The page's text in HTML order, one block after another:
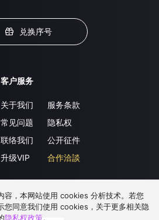
兑换序号
客户服务
关于我们
常见问题
联络我们
升级VIP
服务条款
隐私权
公开征件
合作洽談
容，本网站使用 cookies 分析技术。若您
您同意我们使用 cookies，关于更多相关隐
隐私权政策。